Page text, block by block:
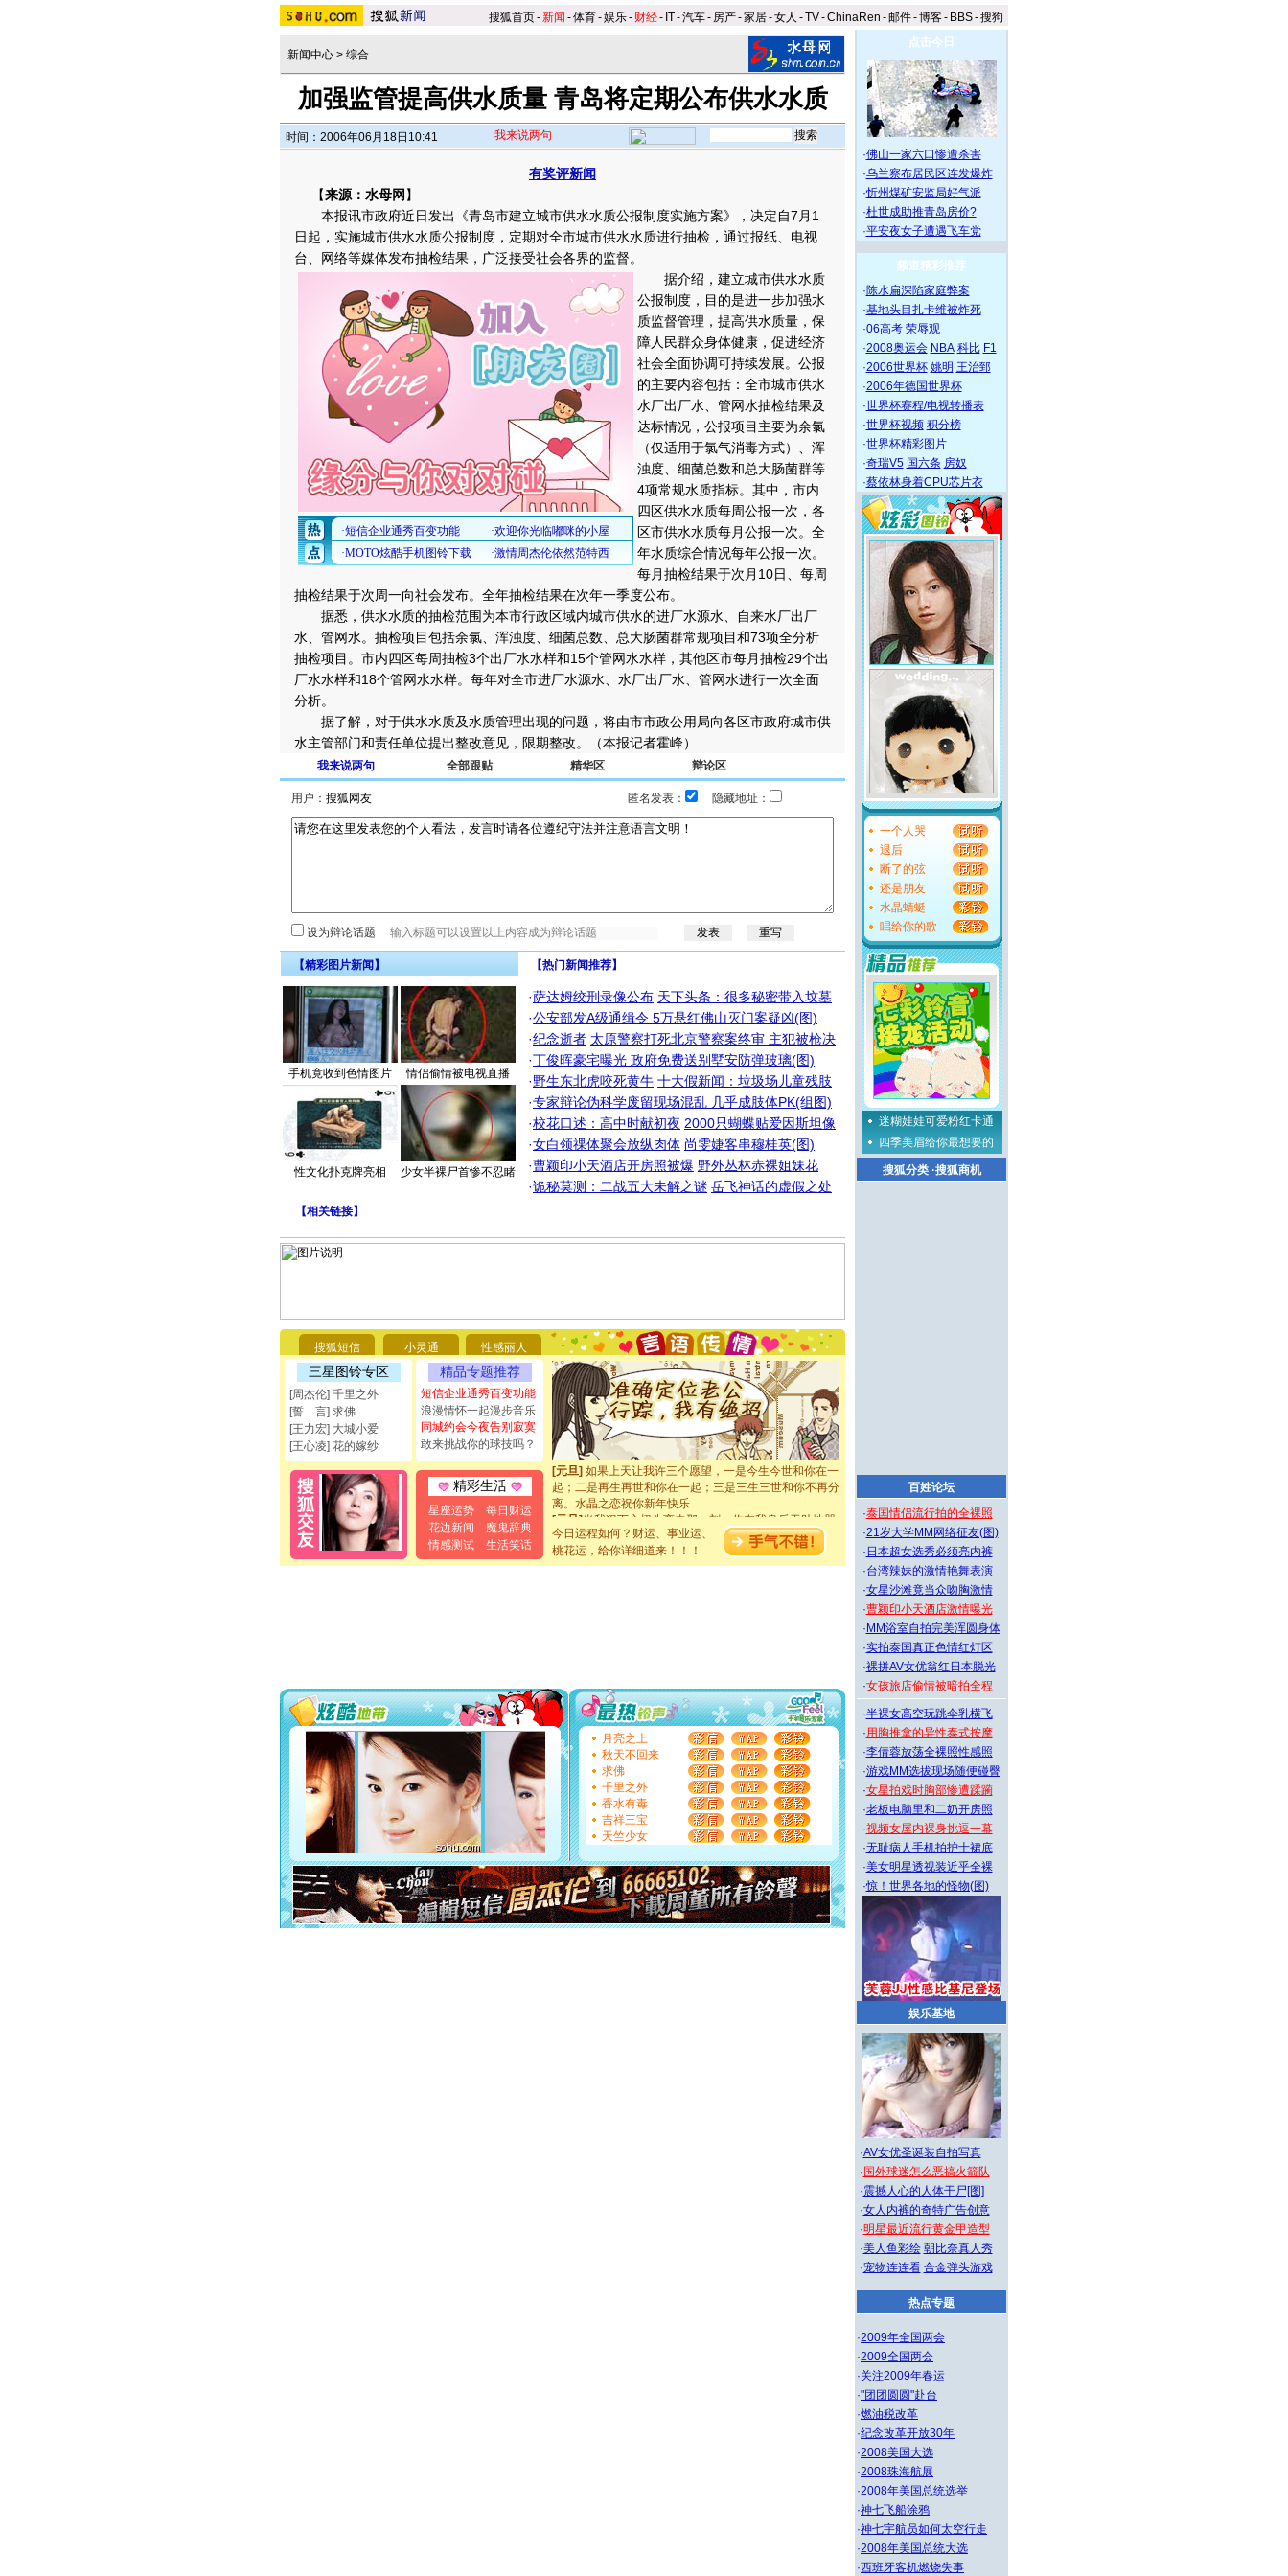
搜狐首页-新闻 -体育-娱乐- 财经- IT-汽车- 房产-家居-女人 -TV-ChinaRen -邮件-博客- BBS-搜狗
新闻中心 > 综合
加强监管提高供水质量 青岛将定期公布供水水质
时间：2006年06月18日10:41 我来说两句
有奖评新闻
【来源：水母网 】
本报讯市政府近日发出《青岛市建立城市供水水质公报制度实施方案》，决定自7月1
日起，实施城市供水水质公报制度，定期对全市城市供水水质进行抽检，通过报纸、电视
台、网络等媒体发布抽检结果，广泛接受社会各界的监督。
据介绍，建立城市供水水质
公报制度，目的是进一步加强水
质监督管理，提高供水质量，保
障人民群众身体健康，促进经济
社会全面协调可持续发展。公报
的主要内容包括：全市城市供水
水厂出厂水、管网水抽检结果及
达标情况，公报项目主要为余氯
（仅适用于氯气消毒方式）、浑
浊度、细菌总数和总大肠菌群等
4项常规水质指标。其中，市内
四区供水水质每周公报一次，各
区市供水水质每月公报一次。全
年水质综合情况每年公报一次。
每月抽检结果于次月10日、每周
抽检结果于次周一向社会发布。全年抽检结果在次年一季度公布。
据悉，供水水质的抽检范围为本市行政区域内城市供水的进厂水源水、自来水厂出厂
水、管网水。抽检项目包括余氯、浑浊度、细菌总数、总大肠菌群常规项目和73项全分析
抽检项目。市内四区每周抽检3个出厂水水样和15个管网水水样，其他区市每月抽检29个出
厂水水样和18个管网水水样。每年对全市进厂水源水、水厂出厂水、管网水进行一次全面
分析。
据了解，对于供水水质及水质管理出现的问题，将由市市政公用局向各区市政府城市供
水主管部门和责任单位提出整改意见，限期整改。（本报记者霍峰）
我来说两句 全部跟贴 精华区 辩论区
用户： 匿名发表： 隐藏地址：
设为辩论话题
【精彩图片新闻】
手机竟收到色情图片 情侣偷情被电视直播
性文化扑克牌亮相 少女半裸尸首惨不忍睹
【热门新闻推荐】
·萨达姆绞刑录像公布 天下头条：很多秘密带入坟墓
·公安部发A级通缉令 5万悬红佛山灭门案疑凶(图)
·纪念逝者 太原警察打死北京警察案终审 主犯被枪决
·丁俊晖豪宅曝光 政府免费送别墅安防弹玻璃(图)
·野生东北虎咬死黄牛 十大假新闻：垃圾场儿童残肢
·专家辩论伪科学废留现场混乱 几乎成肢体PK(组图)
·校花口述：高中时献初夜 2000只蝴蝶贴爱因斯坦像
·女白领祼体聚会放纵肉体 尚雯婕客串穆桂英(图)
·曹颖印小天酒店开房照被爆 野外丛林赤裸姐妹花
·诡秘莫测：二战五大未解之谜 岳飞神话的虚假之处
【相关链接】
搜狐短信 小灵通 性感丽人
三星图铃专区
[周杰伦] 千里之外
[誓 言] 求佛
[王力宏] 大城小爱
[王心凌] 花的嫁纱
精品专题推荐
短信企业通秀百变功能
浪漫情怀一起漫步音乐
同城约会今夜告别寂寞
敢来挑战你的球技吗？
精彩生活
星座运势
每日财运
花边新闻
魔鬼辞典
情感测试
生活笑话
要平安！千万要知足！千万不要忘记我！
[圣诞节]不只这样的日子才会想起你,而是这样的日子才
能正大光明地骚扰你,告诉你,圣诞要快乐!新年要快乐!天天
都要快乐噢!
[圣诞节]奉上一颗祝福的心,在这个特别的日子里,愿幸福,
如意,快乐,鲜花,一切美好的祝愿与你同在.圣诞快乐!
[元旦]看到你我会触电；看不到你我要充电；没有你我会
断电。爱你是我职业，想你是我事业，抱你是我特长，吻
你是我专业！水晶之恋祝你新年快乐
[元旦]如果上天让我许三个愿望，一是今生今世和你在一
起；二是再生再世和你在一起；三是三生三世和你不再分
离。水晶之恋祝你新年快乐
[元旦]当我狠下心扭头离去那一刻，你在我身后无助地哭
泣，这痛楚让我明白我多么爱你。我转身抱住你：这猪不
卖了。水晶之恋祝你新年快乐。
[春节]风柔雨润好月圆，半岛铁盒伴身边，每日尽显开心
要平安！千万要知足！千万不要忘记我！
[圣诞节]不只这样的日子才会想起你,而是这样的日子才
能正大光明地骚扰你,告诉你,圣诞要快乐!新年要快乐!天天
都要快乐噢!
[圣诞节]奉上一颗祝福的心,在这个特别的日子里,愿幸福,
如意,快乐,鲜花,一切美好的祝愿与你同在.圣诞快乐!
[元旦]
看到你我会触电；看不到你我要充电；没有你我会
断电。爱你是我职业，想你是我事业，抱你是我特长，吻
你是我专业！水晶之恋祝你新年快乐
[元旦]
如果上天让我许三个愿望，一是今生今世和你在一
起；二是再生再世和你在一起；三是三生三世和你不再分
离。水晶之恋祝你新年快乐
[元旦]当我狠下心扭头离去那一刻，你在我身后无助地哭
泣，这痛楚让我明白我多么爱你。我转身抱住你：这猪不
卖了。水晶之恋祝你新年快乐。
今日运程如何？财运、事业运、
桃花运，给你详细道来！！！
月亮之上
秋天不回来
求佛
千里之外
香水有毒
吉祥三宝
天竺少女
点击今日
·佛山一家六口惨遭杀害
·乌兰察布居民区连发爆炸
·忻州煤矿安监局好气派
·杜世成助推青岛房价?
·平安夜女子遭遇飞车党
频道精彩推荐
·陈水扁深陷家庭弊案
·基地头目扎卡维被炸死
·06高考 荣辱观
·2008奥运会 NBA 科比 F1
·2006世界杯 姚明 王治郅
·2006年德国世界杯
·世界杯赛程/电视转播表
·世界杯视频 积分榜
·世界杯精彩图片
·奇瑞V5 国六条 房奴
·蔡依林身着CPU芯片衣
一个人哭
退后
断了的弦
还是朋友
水晶蜻蜓
唱给你的歌
迷糊娃娃可爱粉红卡通
四季美眉给你最想要的
搜狐分类·搜狐商机
百姓论坛
·泰国情侣流行拍的全裸照
·21岁大学MM网络征友(图)
· 日本超女选秀必须亮内裤
·台湾辣妹的激情艳舞表演
·女星沙滩竟当众吻胸激情
·曹颖印小天酒店激情曝光
· MM浴室自拍完美浑圆身体
·实拍泰国真正色情红灯区
·裸拼AV女优翁红日本脱光
·女孩旅店偷情被暗拍全程
·半裸女高空玩跳伞乳横飞
·用胸推拿的异性泰式按摩
·李倩蓉放荡全裸照性感照
·游戏MM选拔现场随便碰臀
·女星拍戏时胸部惨遭蹂躏
·老板电脑里和二奶开房照
·视频女屋内裸身挑逗一幕
·无耻病人手机拍护士裙底
·美女明星透视装近乎全裸
·惊！世界各地的怪物(图)
娱乐基地
·AV女优圣诞装自拍写真
· 国外球迷怎么恶搞火箭队
·震撼人心的人体干尸[图]
·女人内裤的奇特广告创意
·明星最近流行黄金甲造型
·美人鱼彩绘 朝比奈真人秀
·宠物连连看 合金弹头游戏
热点专题
·2009年全国两会
·2009全国两会
·关注2009年春运
·"团团圆圆"赴台
·燃油税改革
·纪念改革开放30年
·2008美国大选
·2008珠海航展
·2008年美国总统选举
·神七飞船涂鸦
·神七宇航员如何太空行走
·2008年美国总统大选
·西班牙客机燃烧失事